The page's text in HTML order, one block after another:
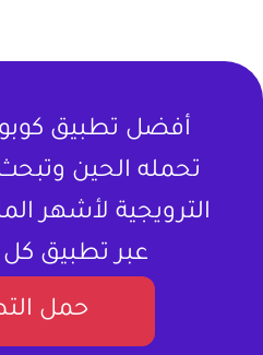
أفضل تطبيق
تحمله الحين
الترويجية لأشهر
عبر تطبيق كل
حمل